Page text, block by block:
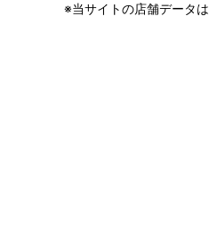
※当サイトの店舗データは